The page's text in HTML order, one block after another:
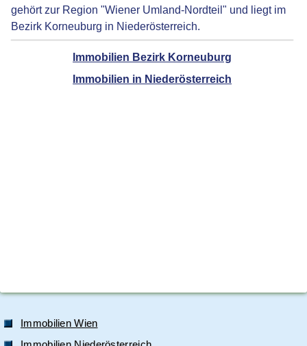
gehört zur Region "Wiener Umland-Nordteil" und liegt im
Bezirk Korneuburg in Niederösterreich.
Immobilien Bezirk Korneuburg
Immobilien in Niederösterreich
Immobilien Wien